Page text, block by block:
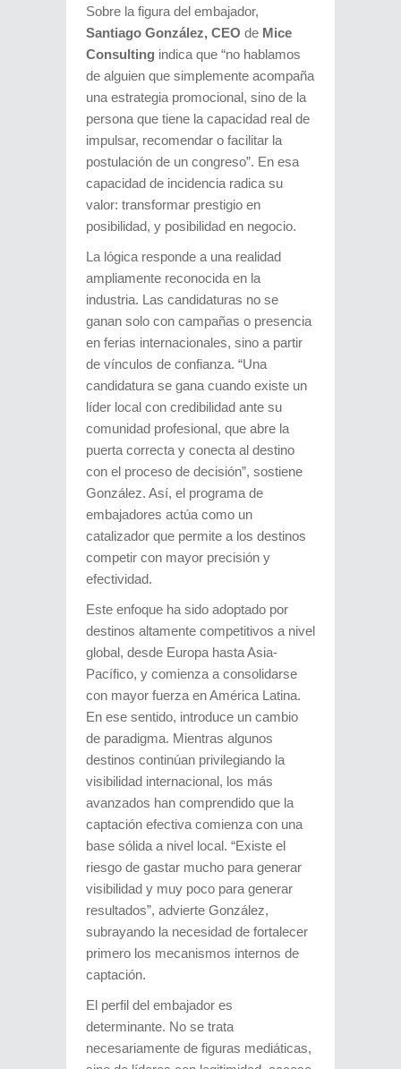
Sobre la figura del embajador,
Santiago González, CEO de Mice
Consulting indica que “no hablamos
de alguien que simplemente acompaña
una estrategia promocional, sino de la
persona que tiene la capacidad real de
impulsar, recomendar o facilitar la
postulación de un congreso”. En esa
capacidad de incidencia radica su
valor: transformar prestigio en
posibilidad, y posibilidad en negocio.
La lógica responde a una realidad
ampliamente reconocida en la
industria. Las candidaturas no se
ganan solo con campañas o presencia
en ferias internacionales, sino a partir
de vínculos de confianza. “Una
candidatura se gana cuando existe un
líder local con credibilidad ante su
comunidad profesional, que abre la
puerta correcta y conecta al destino
con el proceso de decisión”, sostiene
González. Así, el programa de
embajadores actúa como un
catalizador que permite a los destinos
competir con mayor precisión y
efectividad.
Este enfoque ha sido adoptado por
destinos altamente competitivos a nivel
global, desde Europa hasta Asia-
Pacífico, y comienza a consolidarse
con mayor fuerza en América Latina.
En ese sentido, introduce un cambio
de paradigma. Mientras algunos
destinos continúan privilegiando la
visibilidad internacional, los más
avanzados han comprendido que la
captación efectiva comienza con una
base sólida a nivel local. “Existe el
riesgo de gastar mucho para generar
visibilidad y muy poco para generar
resultados”, advierte González,
subrayando la necesidad de fortalecer
primero los mecanismos internos de
captación.
El perfil del embajador es
determinante. No se trata
necesariamente de figuras mediáticas,